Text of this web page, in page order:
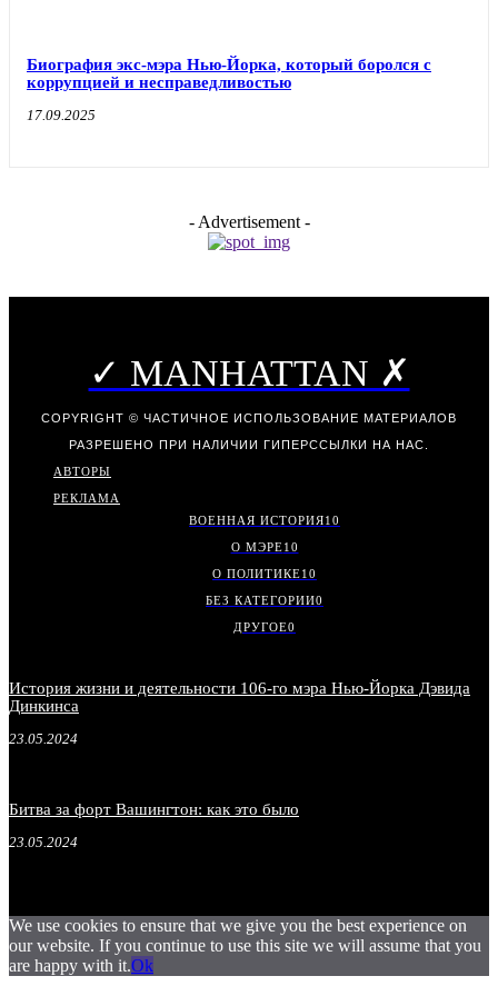
Биография экс-мэра Нью-Йорка, который боролся с
коррупцией и несправедливостью
17.09.2025
- Advertisement -
✓ MANHATTAN ✗
COPYRIGHT © ЧАСТИЧНОЕ ИСПОЛЬЗОВАНИЕ МАТЕРИАЛОВ
РАЗРЕШЕНО ПРИ НАЛИЧИИ ГИПЕРССЫЛКИ НА НАС.
АВТОРЫ
РЕКЛАМА
ВОЕННАЯ ИСТОРИЯ10
О МЭРЕ10
О ПОЛИТИКЕ10
БЕЗ КАТЕГОРИИ0
ДРУГОЕ0
История жизни и деятельности 106-го мэра Нью-Йорка Дэвида
Динкинса
23.05.2024
Битва за форт Вашингтон: как это было
23.05.2024
We use cookies to ensure that we give you the best experience on
our website. If you continue to use this site we will assume that you
are happy with it.Ok